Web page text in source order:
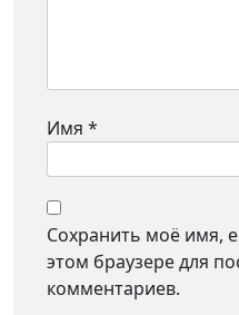
Имя *
Сохранить моё имя,
этом браузере для
комментариев.